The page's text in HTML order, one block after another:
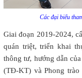
Các đại biểu
Giai đoạn 2019-2024,
quán triệt, triển khai
thông tư, hướng dẫn
(TĐ-KT) và Phong